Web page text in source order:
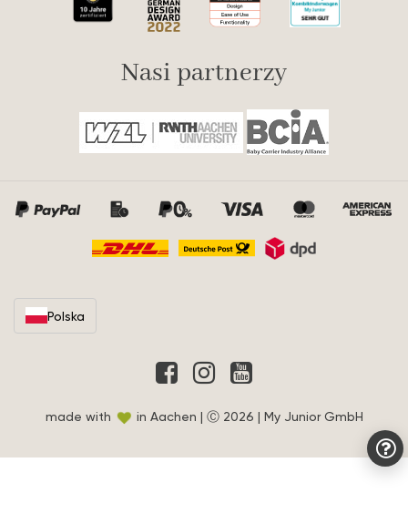
Nasi partnerzy
Polska
made with in Aachen | Ⓒ 2026 | My Junior GmbH